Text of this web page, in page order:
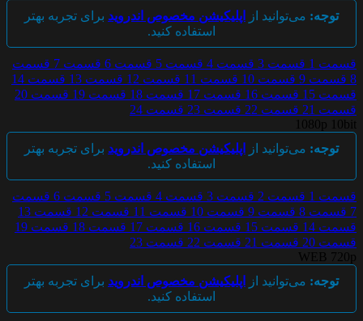
توجه: می‌توانید از اپلیکیشن مخصوص اندروید برای تجربه بهتر
استفاده کنید.
قسمت 1 قسمت 3 قسمت 4 قسمت 5 قسمت 6 قسمت 7
قسمت
8 قسمت 9 قسمت 10 قسمت 11 قسمت 12 قسمت 13
قسمت 14
قسمت 15
قسمت 16 قسمت 17 قسمت 18 قسمت 19
قسمت 20
قسمت 21
قسمت 22 قسمت 23
قسمت 24
1080p 10bit
توجه: می‌توانید از اپلیکیشن مخصوص اندروید برای تجربه بهتر
استفاده کنید.
قسمت 1 قسمت 2 قسمت 3 قسمت 4 قسمت 5 قسمت 6
قسمت
7 قسمت 8 قسمت 9 قسمت 10 قسمت 11 قسمت 12
قسمت 13
قسمت 14
قسمت 15 قسمت 16 قسمت 17 قسمت 18
قسمت 19
قسمت 20
قسمت 21 قسمت 22
قسمت 23
WEB 720p
توجه: می‌توانید از اپلیکیشن مخصوص اندروید برای تجربه بهتر
استفاده کنید.